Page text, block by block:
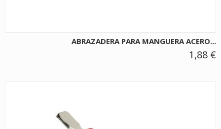
ABRAZADERA PARA MANGUERA ACERO...
1,88 €